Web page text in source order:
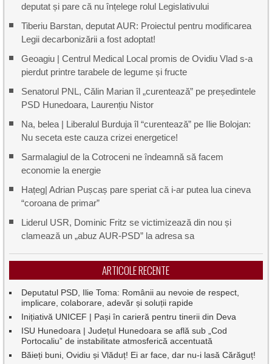
deputat și pare că nu înțelege rolul Legislativului
Tiberiu Barstan, deputat AUR: Proiectul pentru modificarea
Legii decarbonizării a fost adoptat!
Geoagiu | Centrul Medical Local promis de Ovidiu Vlad s-a
pierdut printre tarabele de legume și fructe
Senatorul PNL, Călin Marian îl „curentează” pe președintele
PSD Hunedoara, Laurențiu Nistor
Na, belea | Liberalul Burduja îl “curentează” pe Ilie Bolojan:
Nu seceta este cauza crizei energetice!
Sarmalagiul de la Cotroceni ne îndeamnă să facem
economie la energie
Hațeg| Adrian Pușcaș pare speriat că i-ar putea lua cineva
“coroana de primar”
Liderul USR, Dominic Fritz se victimizează din nou și
clamează un „abuz AUR-PSD” la adresa sa
ARTICOLE RECENTE
Deputatul PSD, Ilie Toma: Românii au nevoie de respect,
implicare, colaborare, adevăr și soluții rapide
Inițiativă UNICEF | Pași în carieră pentru tinerii din Deva
ISU Hunedoara | Județul Hunedoara se află sub „Cod
Portocaliu” de instabilitate atmosferică accentuată
Băieți buni, Ovidiu și Vlăduț! Ei ar face, dar nu-i lasă Cărăguț!